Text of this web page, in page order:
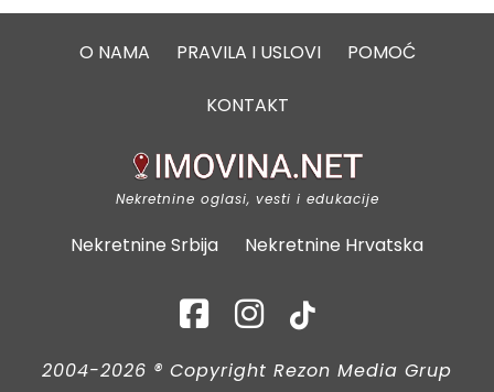
O NAMA PRAVILA I USLOVI POMOĆ
KONTAKT
Nekretnine oglasi, vesti i edukacije
Nekretnine Srbija Nekretnine Hrvatska
2004-2026 ® Copyright Rezon Media Grup